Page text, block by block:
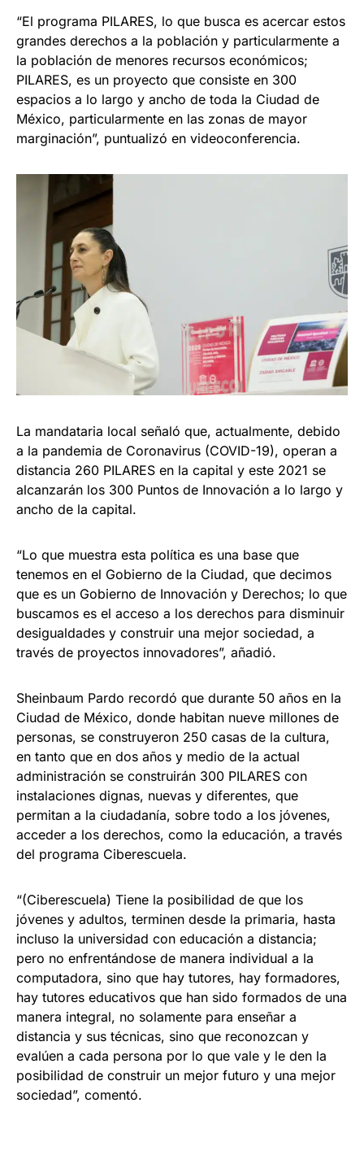
“El programa PILARES, lo que busca es acercar estos
grandes derechos a la población y particularmente a
la población de menores recursos económicos;
PILARES, es un proyecto que consiste en 300
espacios a lo largo y ancho de toda la Ciudad de
México, particularmente en las zonas de mayor
marginación”, puntualizó en videoconferencia.
La mandataria local señaló que, actualmente, debido
a la pandemia de Coronavirus (COVID-19), operan a
distancia 260 PILARES en la capital y este 2021 se
alcanzarán los 300 Puntos de Innovación a lo largo y
ancho de la capital.
“Lo que muestra esta política es una base que
tenemos en el Gobierno de la Ciudad, que decimos
que es un Gobierno de Innovación y Derechos; lo que
buscamos es el acceso a los derechos para disminuir
desigualdades y construir una mejor sociedad, a
través de proyectos innovadores”, añadió.
Sheinbaum Pardo recordó que durante 50 años en la
Ciudad de México, donde habitan nueve millones de
personas, se construyeron 250 casas de la cultura,
en tanto que en dos años y medio de la actual
administración se construirán 300 PILARES con
instalaciones dignas, nuevas y diferentes, que
permitan a la ciudadanía, sobre todo a los jóvenes,
acceder a los derechos, como la educación, a través
del programa Ciberescuela.
“(Ciberescuela) Tiene la posibilidad de que los
jóvenes y adultos, terminen desde la primaria, hasta
incluso la universidad con educación a distancia;
pero no enfrentándose de manera individual a la
computadora, sino que hay tutores, hay formadores,
hay tutores educativos que han sido formados de una
manera integral, no solamente para enseñar a
distancia y sus técnicas, sino que reconozcan y
evalúen a cada persona por lo que vale y le den la
posibilidad de construir un mejor futuro y una mejor
sociedad”, comentó.